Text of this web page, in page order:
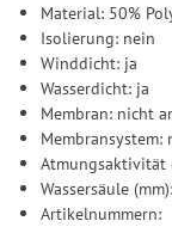
Material: 50%
Isolierung: nein
Winddicht: ja
Wasserdicht: ja
Membran: nicht
Membransystem:
Atmungsaktivität
Wassersäule
Artikelnummern: